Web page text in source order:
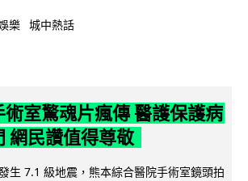
樂 城中熱話
術室驚魂片瘋傳 醫護保護病
網民讚值得尊敬
生 7.1 級地震，熊本綜合醫院手術室鏡頭拍